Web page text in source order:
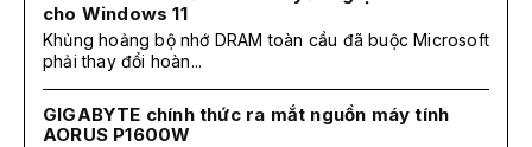
cho Windows 11
Khủng hoảng bộ nhớ DRAM toàn cầu đã buộc Microsoft
phải thay đổi hoàn...
GIGABYTE chính thức ra mắt nguồn máy tính
AORUS P1600W